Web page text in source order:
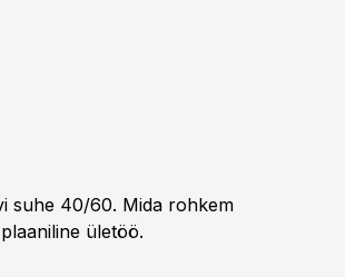
suhe 40/60. Mida rohkem
ületöö.